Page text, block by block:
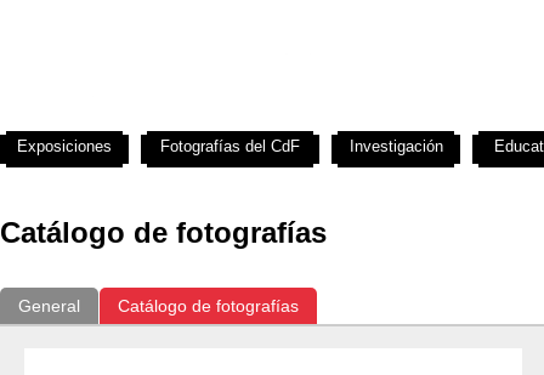
Catálogo de fotografías
General Catálogo de fotografías
Exposiciones Fotografías del CdF Investigación